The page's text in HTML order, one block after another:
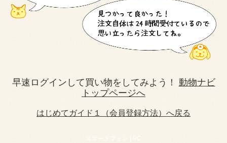
早速ログインして買い物をしてみよう！ 動物ナビ
トップページへ
はじめてガイド１（会員登録方法）へ戻る
スマートフォン |